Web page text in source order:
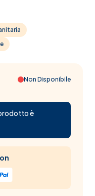
Non Disponibile
è